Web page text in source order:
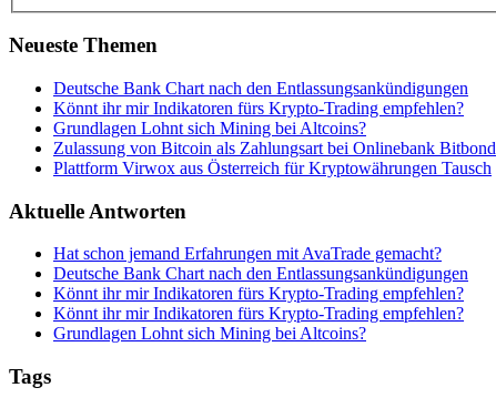
Neueste Themen
Deutsche Bank Chart nach den Entlassungsankündigungen
Könnt ihr mir Indikatoren fürs Krypto-Trading empfehlen?
Grundlagen Lohnt sich Mining bei Altcoins?
Zulassung von Bitcoin als Zahlungsart bei Onlinebank Bitbond
Plattform Virwox aus Österreich für Kryptowährungen Tausch
Aktuelle Antworten
Hat schon jemand Erfahrungen mit AvaTrade gemacht?
Deutsche Bank Chart nach den Entlassungsankündigungen
Könnt ihr mir Indikatoren fürs Krypto-Trading empfehlen?
Könnt ihr mir Indikatoren fürs Krypto-Trading empfehlen?
Grundlagen Lohnt sich Mining bei Altcoins?
Tags